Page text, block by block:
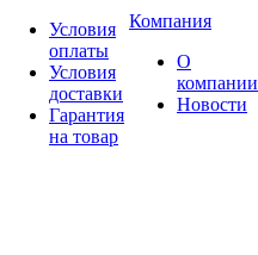
Условия
оплаты
Условия
доставки
Гарантия
на товар
Компания
О
компании
Новости